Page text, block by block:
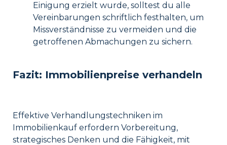
Einigung erzielt wurde, solltest du alle
Vereinbarungen schriftlich festhalten, um
Missverständnisse zu vermeiden und die
getroffenen Abmachungen zu sichern.
Fazit: Immobilienpreise verhandeln
Effektive Verhandlungstechniken im
Immobilienkauf erfordern Vorbereitung,
strategisches Denken und die Fähigkeit, mit